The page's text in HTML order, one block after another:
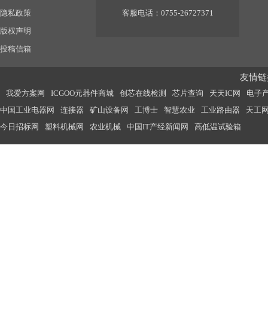
隐私政策
版权声明
投稿信箱
客服电话：0755-26727371
友情
我爱方案网 ICGOO元器件商城 创芯在线检测 芯片查询 天天IC网
电子
中国工业电器网
连接器 矿山设备网 工博士 智慧农业 工业路由器
天工
今日招标网
塑料机械网 农业机械 中国IT产经新闻网 高低温试验箱